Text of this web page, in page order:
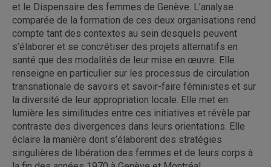
et le Dispensaire des femmes de Genève. L’analyse
comparée de la formation de ces deux organisations rend
compte tant des contextes au sein desquels peuvent
s’élaborer et se concrétiser des projets alternatifs en
santé que des modalités de leur mise en œuvre. Elle
renseigne en particulier sur les processus de circulation
transnationale de savoirs et savoir-faire féministes et sur
la diversité de leur appropriation locale. Elle met en
lumière les similitudes entre ces initiatives et révèle par
contraste des divergences dans leurs orientations. Elle
éclaire la manière dont s’élaborent des stratégies
singulières de libération des femmes et de leurs corps à